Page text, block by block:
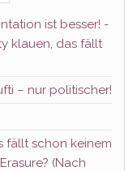
ist besser! -
klauen, das fällt
– nur politischer!
fällt schon keinem
(Nach